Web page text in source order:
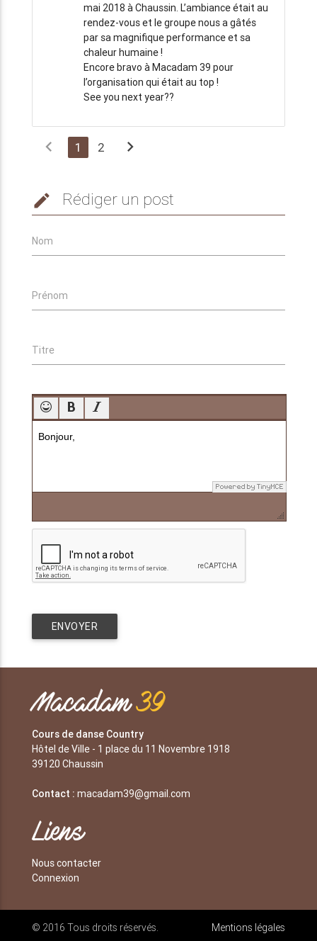
mai 2018 à Chaussin. L’ambiance était au
rendez-vous et le groupe nous a gâtés
par sa magnifique performance et sa
chaleur humaine !
Encore bravo à Macadam 39 pour
l’organisation qui était au top !
See you next year??
chevron_left 1 2 chevron_right
edit Rédiger un post
Nom
Prénom
Titre
ENVOYER
Macadam39
Cours de danse Country
Hôtel de Ville - 1 place du 11 Novembre 1918
39120 Chaussin
Contact : macadam39@gmail.com
Liens
Nous contacter
Connexion
© 2016 Tous droits réservés. Mentions légales